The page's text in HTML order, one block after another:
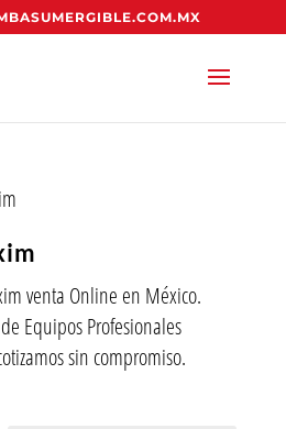
venta Online en México.
Equipos Profesionales
sin compromiso.